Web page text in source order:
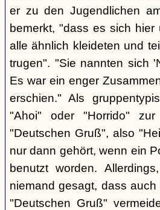
er zu den Jugendlichen
bemerkt, "dass es sich
alle ähnlich kleideten und
trugen". "Sie nannten sich
Es war ein enger
erschien." Als
"Ahoi" oder "Horrido"
"Deutschen Gruß", also
nur dann gehört, wenn ein
benutzt worden.
niemand gesagt, dass
"Deutschen Gruß"